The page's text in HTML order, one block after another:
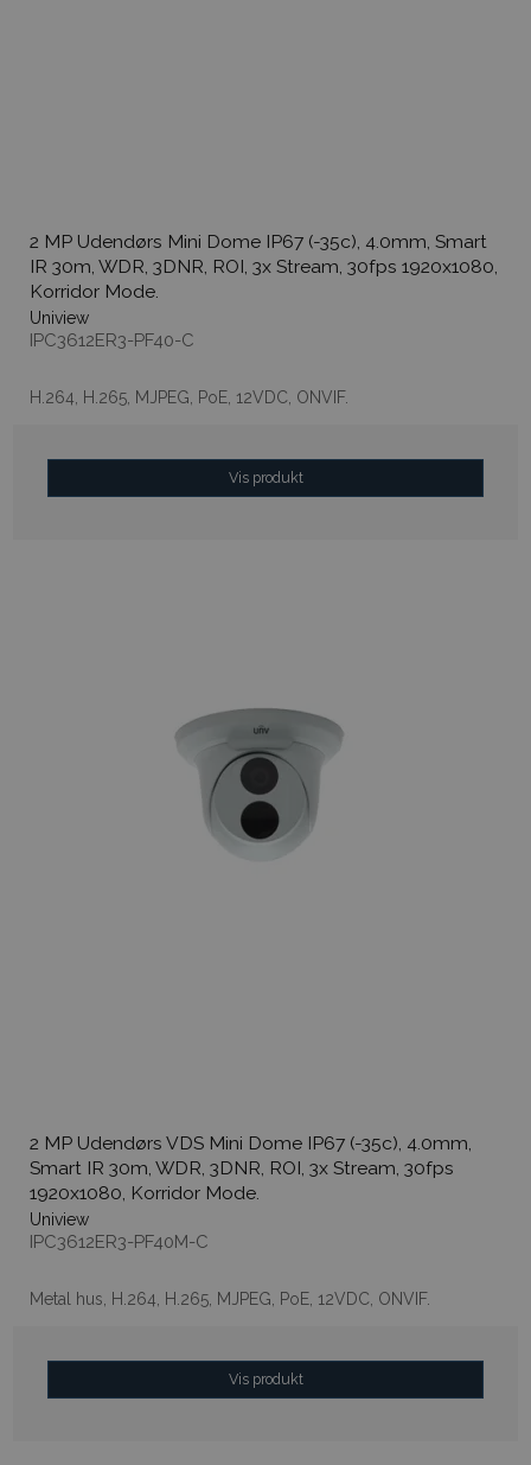
2 MP Udendørs Mini Dome IP67 (-35c), 4.0mm, Smart
IR 30m, WDR, 3DNR, ROI, 3x Stream, 30fps 1920x1080,
Korridor Mode.
Uniview
IPC3612ER3-PF40-C
H.264, H.265, MJPEG, PoE, 12VDC, ONVIF.
Vis produkt
2 MP Udendørs VDS Mini Dome IP67 (-35c), 4.0mm,
Smart IR 30m, WDR, 3DNR, ROI, 3x Stream, 30fps
1920x1080, Korridor Mode.
Uniview
IPC3612ER3-PF40M-C
Metal hus, H.264, H.265, MJPEG, PoE, 12VDC, ONVIF.
Vis produkt